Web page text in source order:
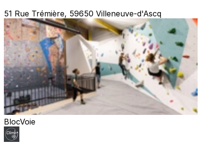
51 Rue Trémière, 59650 Villeneuve-d'Ascq
BlocVoie